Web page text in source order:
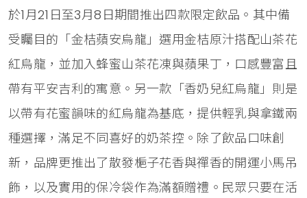
於1月21日至3月8日期間推出四款限定飲品。其中備
受矚目的「金桔蘋安烏龍」選用金桔原汁搭配山茶花
紅烏龍，並加入蜂蜜山茶花凍與蘋果丁，口感豐富且
帶有平安吉利的寓意。另一款「香奶兒紅烏龍」則是
以帶有花蜜韻味的紅烏龍為基底，提供輕乳與拿鐵兩
種選擇，滿足不同喜好的奶茶控。除了飲品口味創
新，品牌更推出了散發梔子花香與禪香的開運小馬吊
飾，以及實用的保冷袋作為滿額贈禮。民眾只要在活